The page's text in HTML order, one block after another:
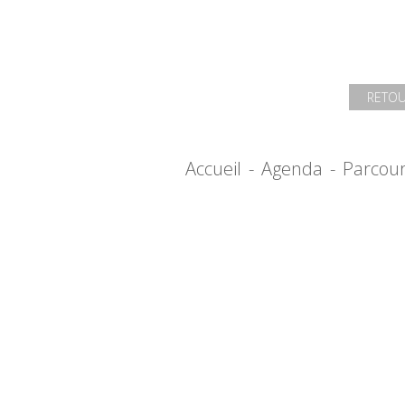
Accueil - Agenda -